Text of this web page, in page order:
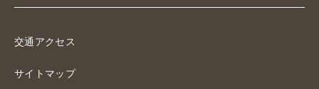
交通アクセス
サイトマップ